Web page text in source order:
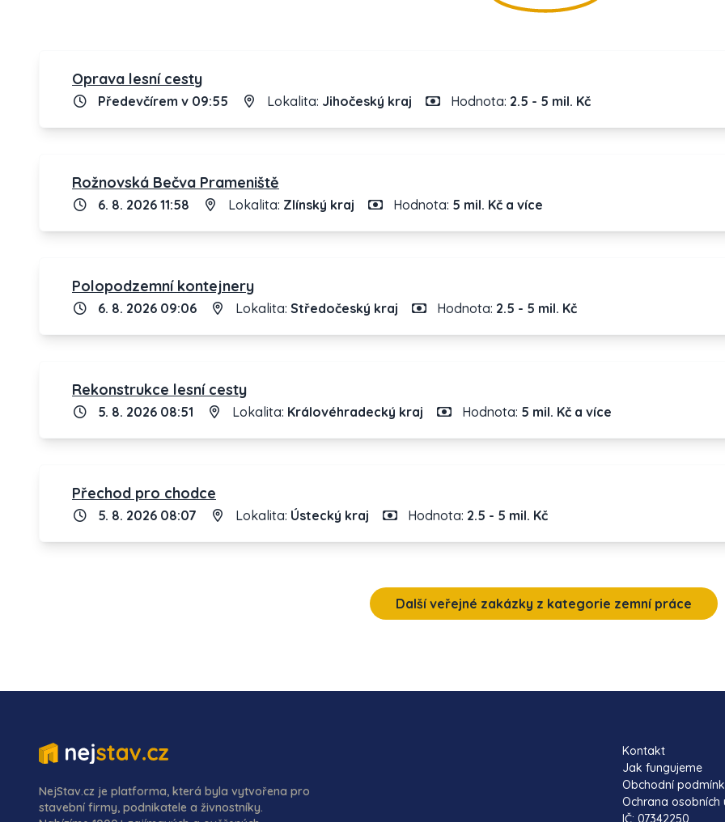
Oprava lesní cesty
Předevčírem v 09:55 Lokalita: Jihočeský kraj Hodnota: 2.5 - 5 mil. Kč
Rožnovská Bečva Prameniště
6. 8. 2026 11:58 Lokalita: Zlínský kraj Hodnota: 5 mil. Kč a více
Polopodzemní kontejnery
6. 8. 2026 09:06 Lokalita: Středočeský kraj Hodnota: 2.5 - 5 mil. Kč
Rekonstrukce lesní cesty
5. 8. 2026 08:51 Lokalita: Královéhradecký kraj Hodnota: 5 mil. Kč a více
Přechod pro chodce
5. 8. 2026 08:07 Lokalita: Ústecký kraj Hodnota: 2.5 - 5 mil. Kč
Další veřejné zakázky z kategorie zemní práce
NejStav.cz je platforma, která byla vytvořena pro
stavební firmy, podnikatele a živnostníky.
Kontakt
Jak fungujeme
Obchodní
Ochrana osobních